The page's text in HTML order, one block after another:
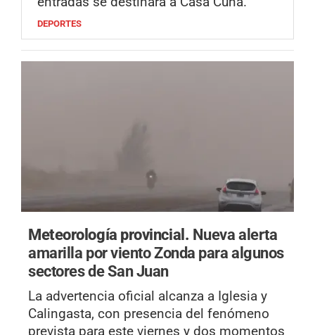
DEPORTES
Meteorología provincial. Nueva alerta
amarilla por viento Zonda para algunos
sectores de San Juan
La advertencia oficial alcanza a Iglesia y
Calingasta, con presencia del fenómeno
prevista para este viernes y dos momentos